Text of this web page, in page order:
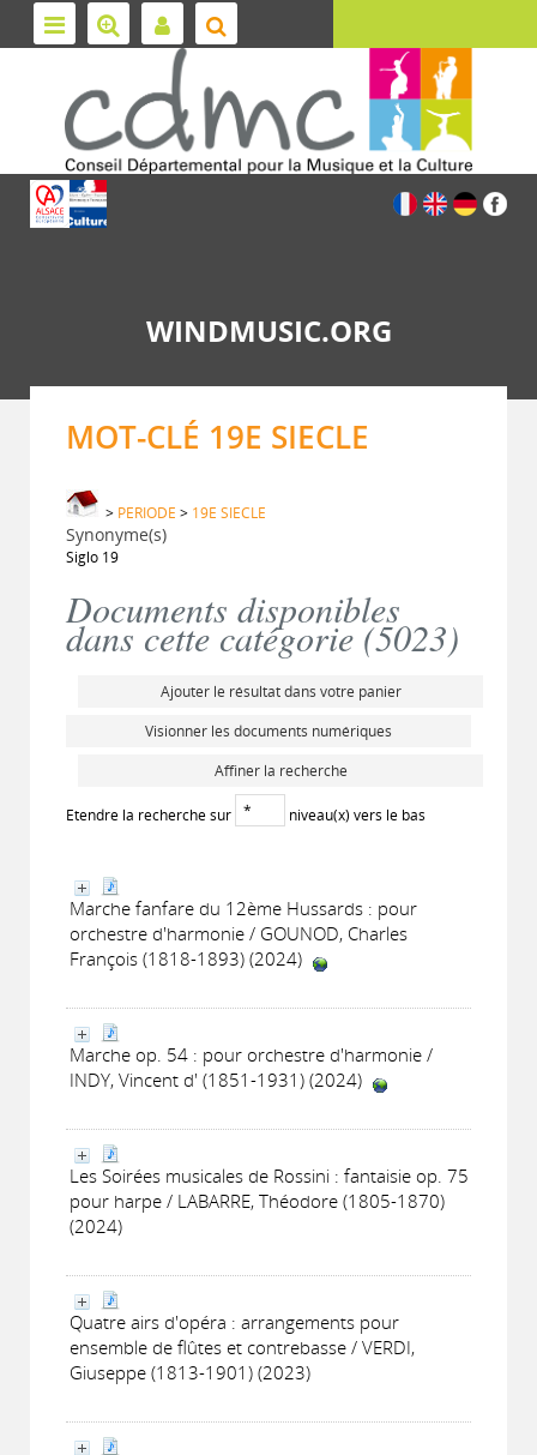
WINDMUSIC.ORG
MOT-CLÉ 19E SIECLE
> PERIODE > 19E SIECLE
Synonyme(s)
Siglo 19
Documents disponibles
dans cette catégorie (5023)
Ajouter le résultat dans votre panier
Visionner les documents numériques
Affiner la recherche
Etendre la recherche sur niveau(x) vers le bas
Marche fanfare du 12ème Hussards : pour
orchestre d'harmonie / GOUNOD, Charles
François (1818-1893) (2024)
Marche op. 54 : pour orchestre d'harmonie /
INDY, Vincent d' (1851-1931) (2024)
Les Soirées musicales de Rossini : fantaisie op. 75
pour harpe / LABARRE, Théodore (1805-1870)
(2024)
Quatre airs d'opéra : arrangements pour
ensemble de flûtes et contrebasse / VERDI,
Giuseppe (1813-1901) (2023)